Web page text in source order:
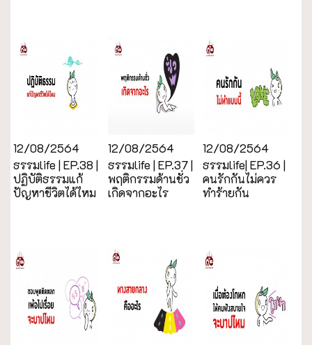
12/08/2564
ธรรมlife | EP.38 |
ปฏิบัติธรรมแก้
ปัญหาชีวิตได้ไหม
12/08/2564
ธรรมlife | EP.37 |
พฤติกรรมด้านชั่ว
เกิดจากอะไร
12/08/2564
ธรรมlife| EP.36 |
คนรักกันไม่ควร
ทำร้ายกัน